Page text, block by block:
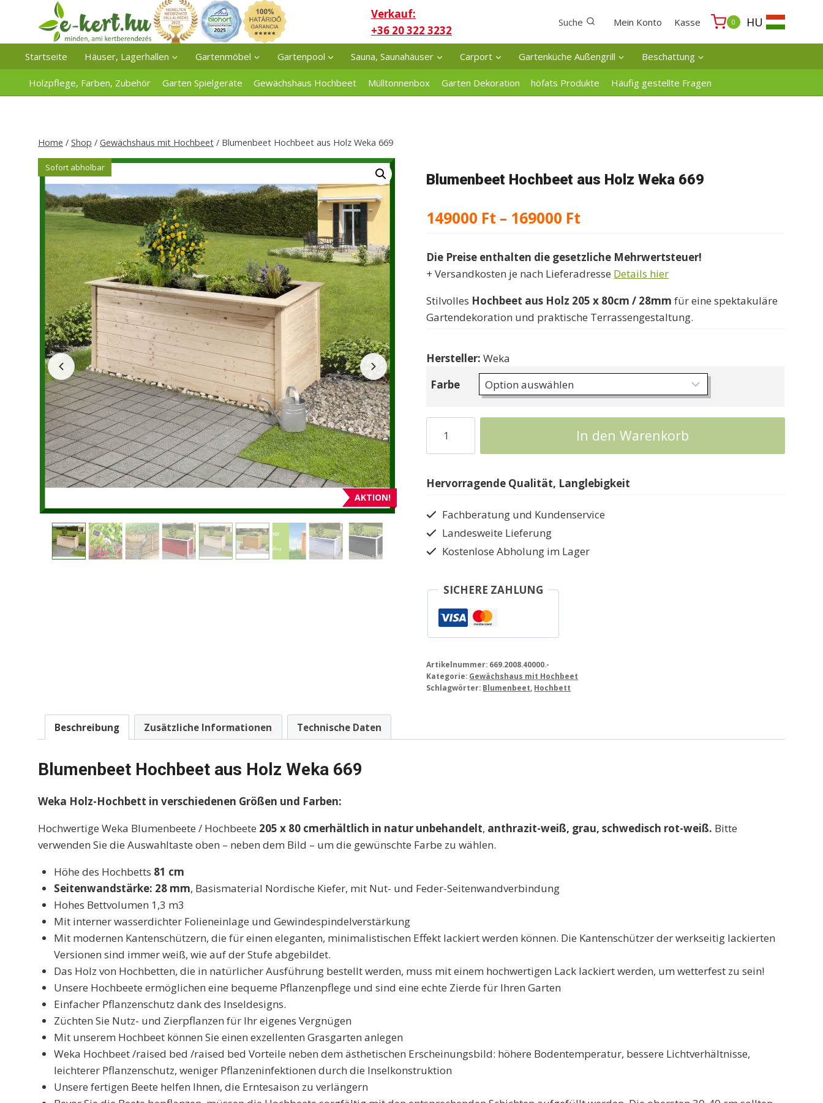
springen
Verkauf:
+36 20 322 3232
Suche Mein Konto Kasse 0 HU
Startseite Häuser, Lagerhallen Gartenmöbel Gartenpool Sauna, Saunahäuser Carport Gartenküche Außengrill Beschattung
Holzpflege, Farben, Zubehör Garten Spielgeräte Gewächshaus Hochbeet Mülltonnenbox Garten Dekoration höfats Produkte Häufig gestellte Fragen
Home / Shop / Gewächshaus mit Hochbeet / Blumenbeet Hochbeet aus Holz Weka 669
AKTION!
Sofort abholbar
Blumenbeet Hochbeet aus Holz Weka 669
149000 Ft – 169000 Ft
bis
Die Preise enthalten die gesetzliche Mehrwertsteuer!
+ Versandkosten je nach Lieferadresse Details hier
Stilvolles Hochbeet aus Holz 205 x 80cm / 28mm für eine spektakuläre
Gartendekoration und praktische Terrassengestaltung.
Hersteller:Weka
Farbe
Hochbeet
aus
Weka
669
In den Warenkorb
Hervorragende Qualität, Langlebigkeit
Fachberatung und Kundenservice
Landesweite Lieferung
Kostenlose Abholung im Lager
SICHERE ZAHLUNG
Artikelnummer: 669.2008.40000.-
Kategorie: Gewächshaus mit Hochbeet
Schlagwörter: Blumenbeet Hochbett
Beschreibung Zusätzliche Informationen Technische Daten
Blumenbeet Hochbeet aus Holz Weka 669
Weka Holz-Hochbett in verschiedenen Größen und Farben:
Hochwertige Weka Blumenbeete / Hochbeete 205 x 80 cmerhältlich in natur unbehandelt, anthrazit-weiß, grau, schwedisch rot-weiß. Bitte
verwenden Sie die Auswahltaste oben – neben dem Bild – um die gewünschte Farbe zu wählen.
Höhe des Hochbetts 81 cm
Seitenwandstärke: 28 mm, Basismaterial Nordische Kiefer, mit Nut- und Feder-Seitenwandverbindung
Hohes Bettvolumen 1,3 m3
Mit interner wasserdichter Folieneinlage und Gewindespindelverstärkung
Mit modernen Kantenschützern, die für einen eleganten, minimalistischen Effekt lackiert werden können. Die Kantenschützer der werkseitig lackierten
Versionen sind immer weiß, wie auf der Stufe abgebildet.
Das Holz von Hochbetten, die in natürlicher Ausführung bestellt werden, muss mit einem hochwertigen Lack lackiert werden, um wetterfest zu sein!
Unsere Hochbeete ermöglichen eine bequeme Pflanzenpflege und sind eine echte Zierde für Ihren Garten
Einfacher Pflanzenschutz dank des Inseldesigns.
Züchten Sie Nutz- und Zierpflanzen für Ihr eigenes Vergnügen
Mit unserem Hochbeet können Sie einen exzellenten Grasgarten anlegen
Weka Hochbeet /raised bed /raised bed Vorteile neben dem ästhetischen Erscheinungsbild: höhere Bodentemperatur, bessere Lichtverhältnisse,
leichterer Pflanzenschutz, weniger Pflanzeninfektionen durch die Inselkonstruktion
Unsere fertigen Beete helfen Ihnen, die Erntesaison zu verlängern